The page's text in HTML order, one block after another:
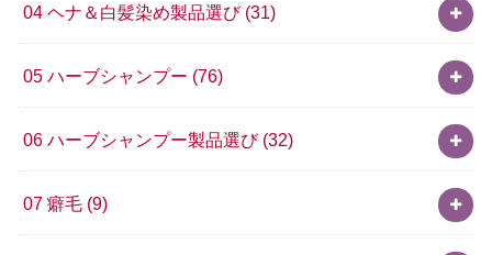
04 ヘナ＆白髪染め製品選び (31)
05 ハーブシャンプー (76)
06 ハーブシャンプー製品選び (32)
07 癖毛 (9)